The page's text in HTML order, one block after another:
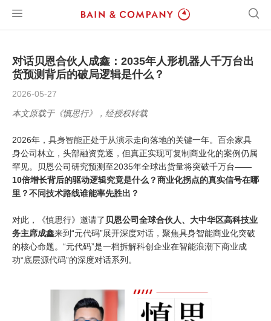
对话贝恩合伙人成鑫：2035年人形机器人千万台出
货预测背后的破局逻辑是什么？
2026-05-27
本文原载于《慎思行》，经授权转载
2026年，具身智能正处于从演示走向落地的关键一年。百余家具
身公司林立，头部融资竞逐，但真正实现可复制商业化的案例仍属
罕见。贝恩公司研究预测至2035年全球出货量将突破千万台——
10倍增长背后的驱动逻辑究竟是什么？商业化拐点的真实信号在哪
里？不同技术路线谁能率先胜出？
对此，《慎思行》邀请了 贝恩公司全球合伙人、大中华区高科技业
务主席成鑫来到“元代码”展开深度对话，聚焦具身智能商业化突破
的核心命题。“元代码”是一档拆解科创企业在智能浪潮下商业成
功“底层源代码”的深度对话系列。